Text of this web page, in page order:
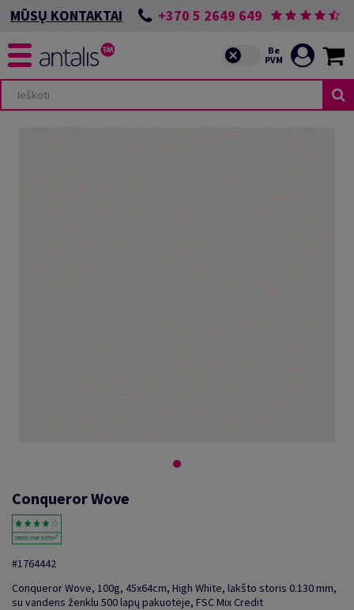
MŪSŲ KONTAKTAI +370 5 2649 649
Conqueror Wove
#1764442
Conqueror Wove, 100g, 45x64cm, High White, lakšto storis 0.130 mm,
su vandens ženklu 500 lapų pakuotėje, FSC Mix Credit